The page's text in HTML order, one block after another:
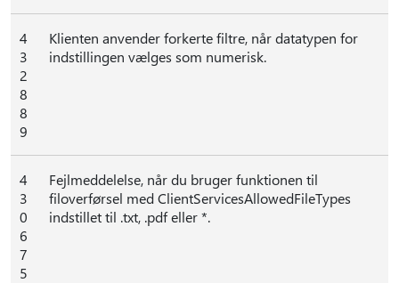
4
3
2
8
8
9
Klienten anvender forkerte filtre, når datatypen for
indstillingen vælges som numerisk.
4
3
0
6
7
5
Fejlmeddelelse, når du bruger funktionen til
filoverførsel med ClientServicesAllowedFileTypes
indstillet til .txt, .pdf eller *.